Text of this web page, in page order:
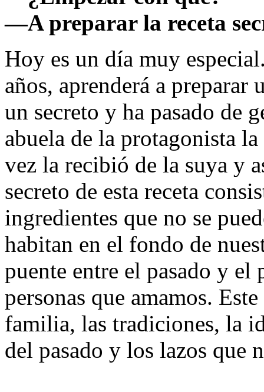
—A preparar la receta
Hoy es un día muy
años, aprenderá a preparar
un secreto y ha pasado de
abuela de la protagonista
vez la recibió de la suya y
secreto de esta receta
ingredientes que no se
habitan en el fondo de
puente entre el pasado y el
personas que amamos.
familia, las tradiciones, la
del pasado y los lazos que